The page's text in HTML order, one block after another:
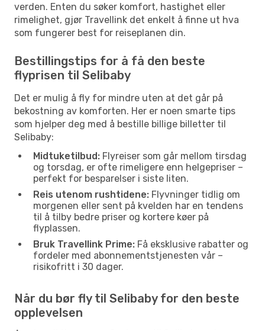
verden. Enten du søker komfort, hastighet eller
rimelighet, gjør Travellink det enkelt å finne ut hva
som fungerer best for reiseplanen din.
Bestillingstips for å få den beste
flyprisen til Selibaby
Det er mulig å fly for mindre uten at det går på
bekostning av komforten. Her er noen smarte tips
som hjelper deg med å bestille billige billetter til
Selibaby:
Midtuketilbud: Flyreiser som går mellom tirsdag
og torsdag, er ofte rimeligere enn helgepriser –
perfekt for besparelser i siste liten.
Reis utenom rushtidene: Flyvninger tidlig om
morgenen eller sent på kvelden har en tendens
til å tilby bedre priser og kortere køer på
flyplassen.
Bruk Travellink Prime: Få eksklusive rabatter og
fordeler med abonnementstjenesten vår –
risikofritt i 30 dager.
Når du bør fly til Selibaby for den beste
opplevelsen